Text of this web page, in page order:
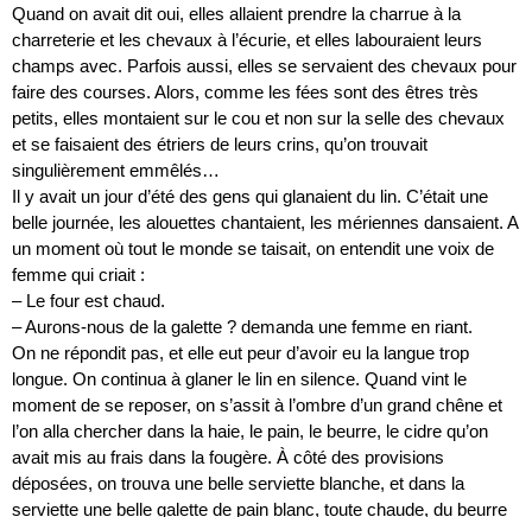
Quand on avait dit oui, elles allaient prendre la charrue à la
charreterie et les chevaux à l’écurie, et elles labouraient leurs
champs avec. Parfois aussi, elles se servaient des chevaux pour
faire des courses. Alors, comme les fées sont des êtres très
petits, elles montaient sur le cou et non sur la selle des chevaux
et se faisaient des étriers de leurs crins, qu’on trouvait
singulièrement emmêlés…
Il y avait un jour d’été des gens qui glanaient du lin. C’était une
belle journée, les alouettes chantaient, les mériennes dansaient. A
un moment où tout le monde se taisait, on entendit une voix de
femme qui criait :
– Le four est chaud.
– Aurons-nous de la galette ? demanda une femme en riant.
On ne répondit pas, et elle eut peur d’avoir eu la langue trop
longue. On continua à glaner le lin en silence. Quand vint le
moment de se reposer, on s’assit à l’ombre d’un grand chêne et
l’on alla chercher dans la haie, le pain, le beurre, le cidre qu’on
avait mis au frais dans la fougère. À côté des provisions
déposées, on trouva une belle serviette blanche, et dans la
serviette une belle galette de pain blanc, toute chaude, du beurre